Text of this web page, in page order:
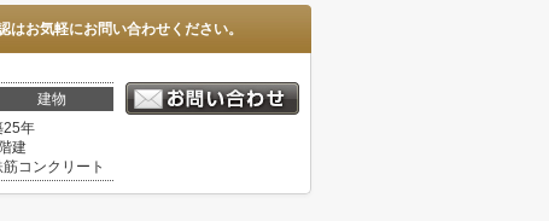
はお気軽にお問い合わせください。
建物
25年
建
筋コンクリート